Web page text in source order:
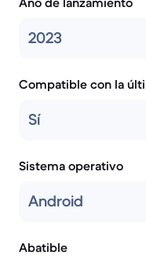
2023
Compatible con la
Sí
Sistema operativo
Android
Abatible